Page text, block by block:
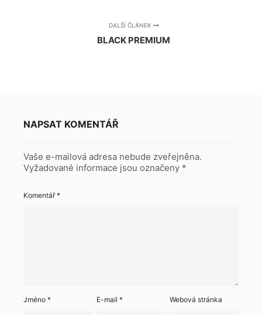
DALŠÍ ČLÁNEK
BLACK PREMIUM
NAPSAT KOMENTÁŘ
Vaše e-mailová adresa nebude zveřejněna.
Vyžadované informace jsou označeny *
Komentář*
Jméno * E-mail* Webová stránka